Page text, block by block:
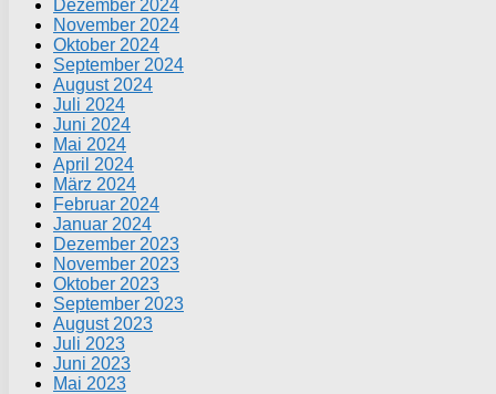
Dezember 2024
November 2024
Oktober 2024
September 2024
August 2024
Juli 2024
Juni 2024
Mai 2024
April 2024
März 2024
Februar 2024
Januar 2024
Dezember 2023
November 2023
Oktober 2023
September 2023
August 2023
Juli 2023
Juni 2023
Mai 2023